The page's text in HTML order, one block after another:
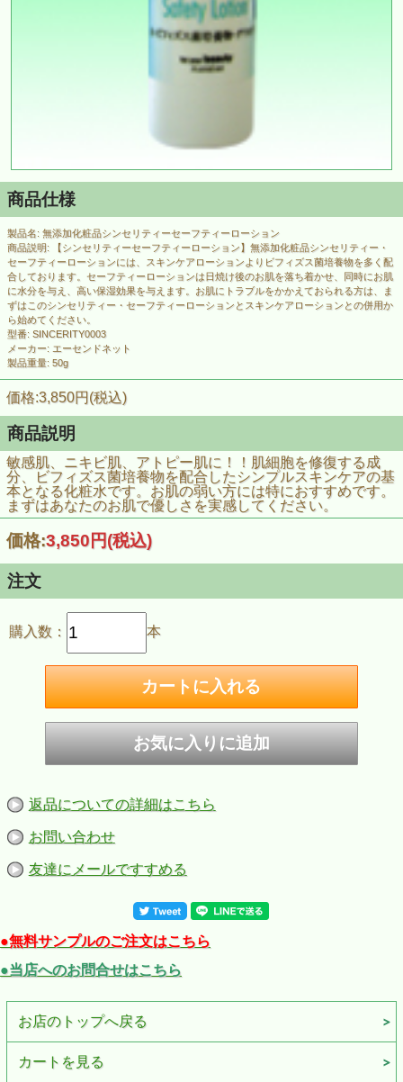
商品仕様
製品名: 無添加化粧品シンセリティーセーフティーローション
商品説明: 【シンセリティーセーフティーローション】無添加化粧品シンセリティー・
セーフティーローションには、スキンケアローションよりビフィズス菌培養物を多く配
合しております。セーフティーローションは日焼け後のお肌を落ち着かせ、同時にお肌
に水分を与え、高い保湿効果を与えます。お肌にトラブルをかかえておられる方は、ま
ずはこのシンセリティー・セーフティーローションとスキンケアローションとの併用か
ら始めてください。
型番: SINCERITY0003
メーカー: エーセンドネット
製品重量: 50g
価格:3,850円(税込)
商品説明
敏感肌、ニキビ肌、アトピー肌に！！肌細胞を修復する成
分、ビフィズス菌培養物を配合したシンプルスキンケアの基
本となる化粧水です。お肌の弱い方には特におすすめです。
まずはあなたのお肌で優しさを実感してください。
価格:3,850円(税込)
注文
購入数： 本
返品についての詳細はこちら
お問い合わせ
友達にメールですすめる
●無料サンプルのご注文はこちら
●当店へのお問合せはこちら
お店のトップへ戻る
カートを見る